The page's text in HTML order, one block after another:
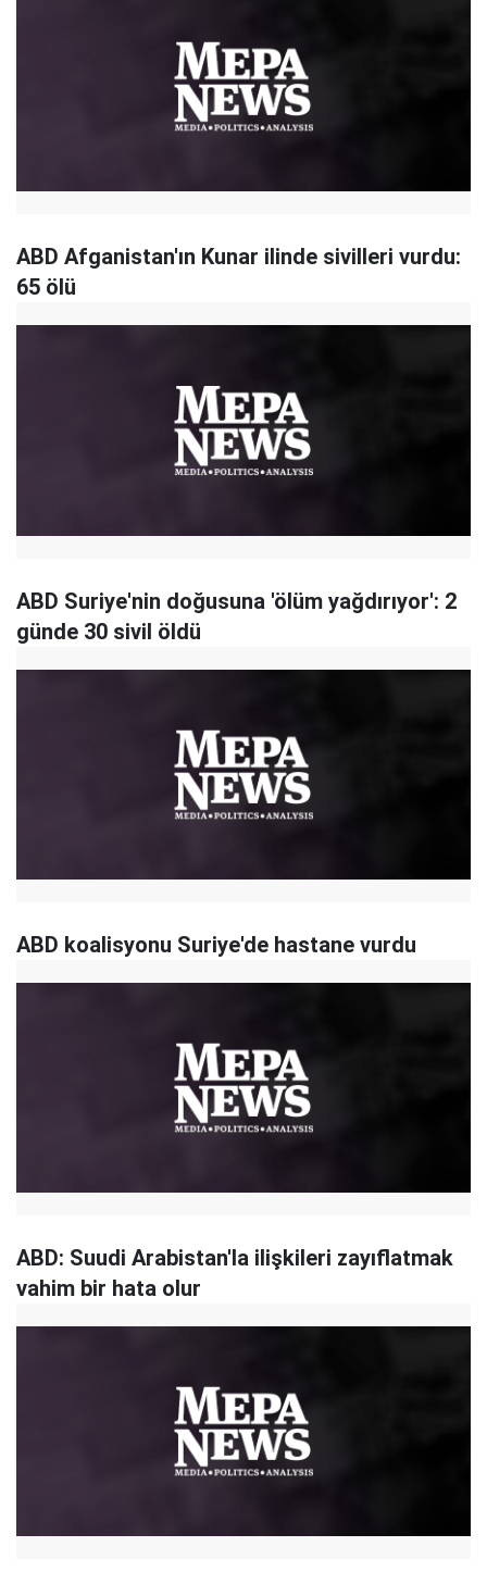
ABD Afganistan'ın Kunar ilinde sivilleri vurdu:
65 ölü
ABD Suriye'nin doğusuna 'ölüm yağdırıyor': 2
günde 30 sivil öldü
ABD koalisyonu Suriye'de hastane vurdu
ABD: Suudi Arabistan'la ilişkileri zayıflatmak
vahim bir hata olur